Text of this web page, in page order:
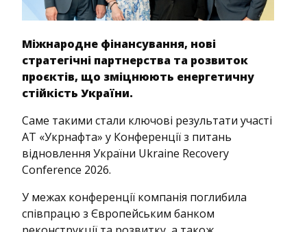
Міжнародне фінансування, нові
стратегічні партнерства та розвиток
проєктів, що зміцнюють енергетичну
стійкість України.
Саме такими стали ключові результати участі
АТ «Укрнафта» у Конференції з питань
відновлення України Ukraine Recovery
Conference 2026.
У межах конференції компанія поглибила
співпрацю з Європейським банком